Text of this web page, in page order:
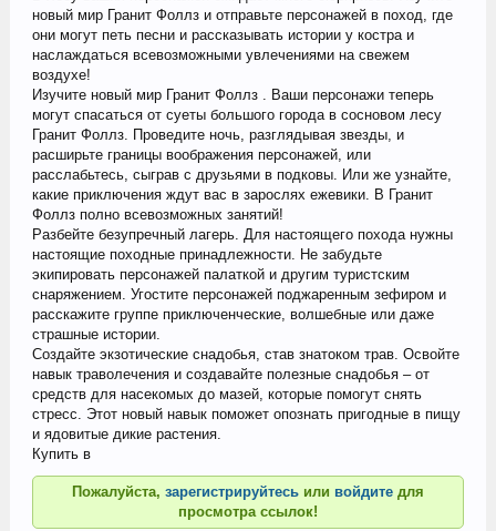
новый мир Гранит Фоллз и отправьте персонажей в поход, где
они могут петь песни и рассказывать истории у костра и
наслаждаться всевозможными увлечениями на свежем
воздухе!
Изучите новый мир Гранит Фоллз . Ваши персонажи теперь
могут спасаться от суеты большого города в сосновом лесу
Гранит Фоллз. Проведите ночь, разглядывая звезды, и
расширьте границы воображения персонажей, или
расслабьтесь, сыграв с друзьями в подковы. Или же узнайте,
какие приключения ждут вас в зарослях ежевики. В Гранит
Фоллз полно всевозможных занятий!
Разбейте безупречный лагерь. Для настоящего похода нужны
настоящие походные принадлежности. Не забудьте
экипировать персонажей палаткой и другим туристским
снаряжением. Угостите персонажей поджаренным зефиром и
расскажите группе приключенческие, волшебные или даже
страшные истории.
Создайте экзотические снадобья, став знатоком трав. Освойте
навык траволечения и создавайте полезные снадобья – от
средств для насекомых до мазей, которые помогут снять
стресс. Этот новый навык поможет опознать пригодные в пищу
и ядовитые дикие растения.
Купить в
Пожалуйста, зарегистрируйтесь или войдите для
просмотра ссылок!